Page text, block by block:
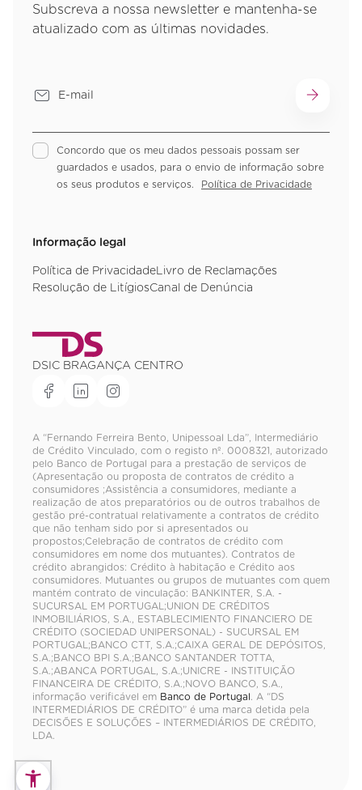
Subscreva a nossa newsletter e mantenha-se
atualizado com as últimas novidades.
Concordo que os meu dados pessoais possam ser
guardados e usados, para o envio de informação sobre
os seus produtos e serviços.
Política de Privacidade
Informação legal
Política de PrivacidadeLivro de Reclamações
Resolução de LitígiosCanal de Denúncia
DSIC BRAGANÇA CENTRO
A “Fernando Ferreira Bento, Unipessoal Lda”, Intermediário
de Crédito Vinculado, com o registo nº. 0008321, autorizado
pelo Banco de Portugal para a prestação de serviços de
(Apresentação ou proposta de contratos de crédito a
consumidores ;Assistência a consumidores, mediante a
realização de atos preparatórios ou de outros trabalhos de
gestão pré-contratual relativamente a contratos de crédito
que não tenham sido por si apresentados ou
propostos;Celebração de contratos de crédito com
consumidores em nome dos mutuantes). Contratos de
crédito abrangidos: Crédito à habitação e Crédito aos
consumidores. Mutuantes ou grupos de mutuantes com quem
mantém contrato de vinculação: BANKINTER, S.A. -
SUCURSAL EM PORTUGAL;UNION DE CRÉDITOS
INMOBILIÁRIOS, S.A., ESTABLECIMIENTO FINANCIERO DE
CRÉDITO (SOCIEDAD UNIPERSONAL) - SUCURSAL EM
PORTUGAL;BANCO CTT, S.A.;CAIXA GERAL DE DEPÓSITOS,
S.A.;BANCO BPI S.A.;BANCO SANTANDER TOTTA,
S.A.;ABANCA PORTUGAL, S.A.;UNICRE - INSTITUIÇÃO
FINANCEIRA DE CRÉDITO, S.A.;NOVO BANCO, S.A.,
informação verificável em Banco de Portugal. A “DS
INTERMEDIÁRIOS DE CRÉDITO” é uma marca detida pela
DECISÕES E SOLUÇÕES – INTERMEDIÁRIOS DE CRÉDITO,
LDA.